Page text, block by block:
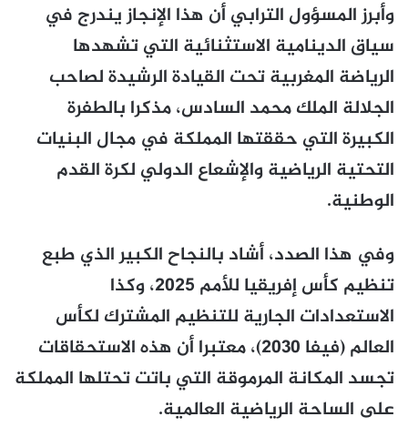
وأبرز المسؤول الترابي أن هذا الإنجاز يندرج في
سياق الدينامية الاستثنائية التي تشهدها
الرياضة المغربية تحت القيادة الرشيدة لصاحب
الجلالة الملك محمد السادس، مذكرا بالطفرة
الكبيرة التي حققتها المملكة في مجال البنيات
التحتية الرياضية والإشعاع الدولي لكرة القدم
الوطنية.
وفي هذا الصدد، أشاد بالنجاح الكبير الذي طبع
تنظيم كأس إفريقيا للأمم 2025، وكذا
الاستعدادات الجارية للتنظيم المشترك لكأس
العالم (فيفا 2030)، معتبرا أن هذه الاستحقاقات
تجسد المكانة المرموقة التي باتت تحتلها المملكة
على الساحة الرياضية العالمية.